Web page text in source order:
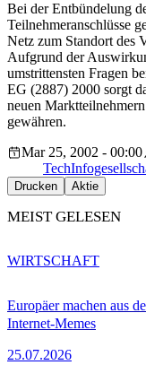
Bei der Entbündelung
Teilnehmeranschlüsse
Netz zum Standort des
Aufgrund der
umstrittensten Fragen
EG (2887) 2000 sorgt
neuen
gewähren.
Mar 25, 2002 - 00:00
Tech
Drucken Aktie
MEIST GELESEN
Europäer machen aus
Internet-Memes
25.07.2026
WIRTSCHAFT